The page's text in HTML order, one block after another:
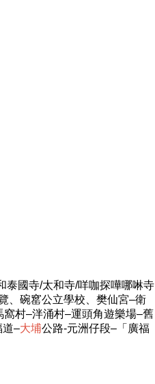
泰國寺/太和寺/咩咖探嘩哪啉寺
、碗窰公立學校、樊仙宮–衛
村–泮涌村–運頭角遊樂場–舊
道–大埔公路-元洲仔段–「廣福